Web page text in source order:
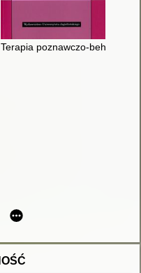
Terapia poznawczo-
terapeuty : poznawczo-